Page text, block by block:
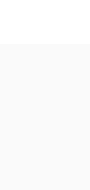
to Create